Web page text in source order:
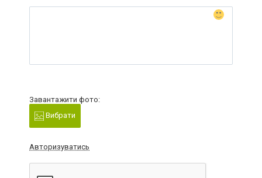
Завантажити фото:
Вибрати
Авторизуватись